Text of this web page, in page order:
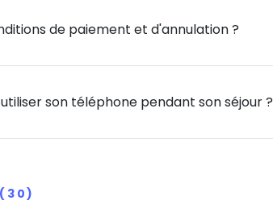
de paiement et d'annulation ?
son téléphone pendant son séjour ?